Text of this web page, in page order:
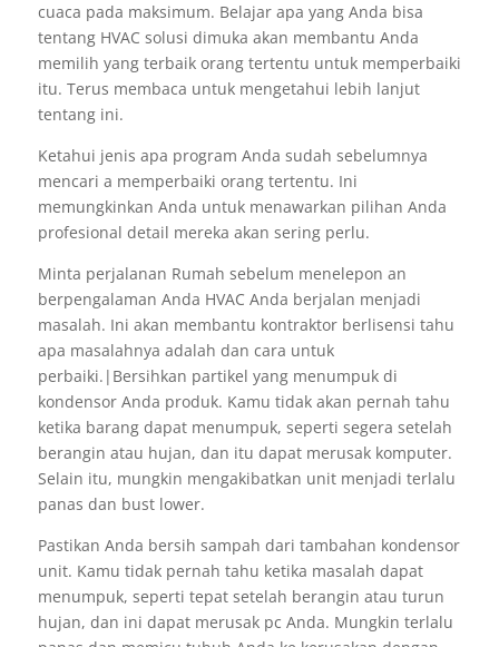
cuaca pada maksimum. Belajar apa yang Anda bisa
tentang HVAC solusi dimuka akan membantu Anda
memilih yang terbaik orang tertentu untuk memperbaiki
itu. Terus membaca untuk mengetahui lebih lanjut
tentang ini.
Ketahui jenis apa program Anda sudah sebelumnya
mencari a memperbaiki orang tertentu. Ini
memungkinkan Anda untuk menawarkan pilihan Anda
profesional detail mereka akan sering perlu.
Minta perjalanan Rumah sebelum menelepon an
berpengalaman Anda HVAC Anda berjalan menjadi
masalah. Ini akan membantu kontraktor berlisensi tahu
apa masalahnya adalah dan cara untuk
perbaiki.|Bersihkan partikel yang menumpuk di
kondensor Anda produk. Kamu tidak akan pernah tahu
ketika barang dapat menumpuk, seperti segera setelah
berangin atau hujan, dan itu dapat merusak komputer.
Selain itu, mungkin mengakibatkan unit menjadi terlalu
panas dan bust lower.
Pastikan Anda bersih sampah dari tambahan kondensor
unit. Kamu tidak pernah tahu ketika masalah dapat
menumpuk, seperti tepat setelah berangin atau turun
hujan, dan ini dapat merusak pc Anda. Mungkin terlalu